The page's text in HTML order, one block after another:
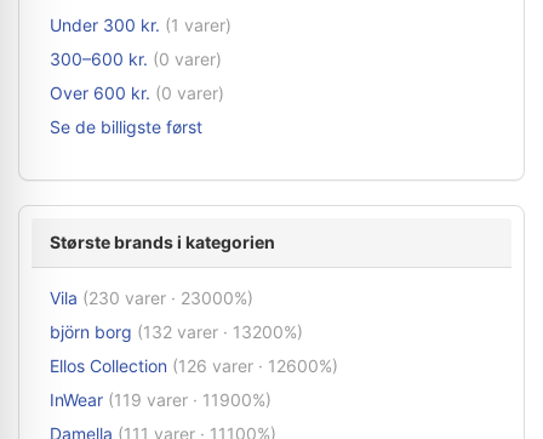
Under 300 kr. (1 varer)
300–600 kr. (0 varer)
Over 600 kr. (0 varer)
Se de billigste først
Største brands i kategorien
Vila (230 varer · 23000%)
björn borg (132 varer · 13200%)
Ellos Collection (126 varer · 12600%)
InWear (119 varer · 11900%)
Damella (111 varer · 11100%)